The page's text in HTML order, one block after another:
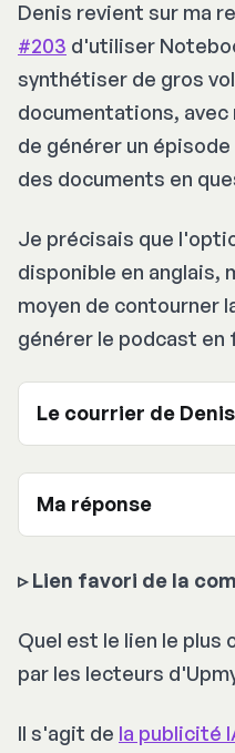
Denis revient sur ma
#203 d'utiliser
synthétiser de gros
documentations,
de générer un
des documents en
Je précisais que
disponible en anglais,
moyen de contourner
générer le podcast
Le courrier de Denis
Vous
podcast de 5mn
(en anglais
Ma réponse
▹ Lien favori de la
Quel est le lien le plus
par les lecteurs
Il s'agit de la publicité